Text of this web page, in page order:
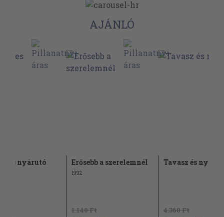
AJÁNLÓ
nyárutó Erősebb a szerelemnél
1992
1.140 Ft
Tavasz és nyár
4.360 Ft